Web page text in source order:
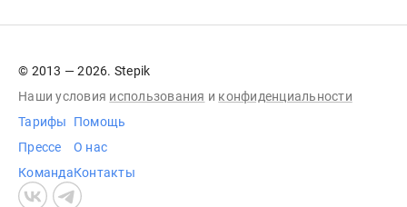
© 2013 — 2026. Stepik
Наши условия использования и конфиденциальности
Тарифы
Прессе
Команда
Помощь
О нас
Контакты